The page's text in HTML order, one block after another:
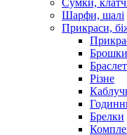
Шарфи, шалі
Прикраси,
Брошки
Різне
Брелки